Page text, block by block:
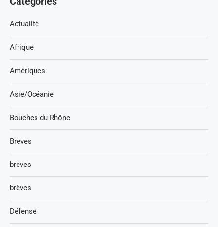
Actualité
Afrique
Amériques
Asie/Océanie
Bouches du Rhône
Brèves
brèves
brèves
Défense